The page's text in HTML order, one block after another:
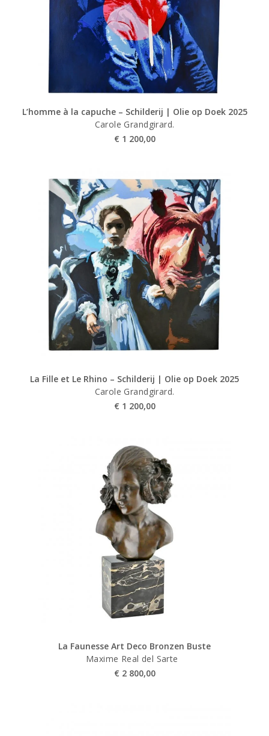
L’homme à la capuche – Schilderij | Olie op Doek 2025
Carole Grandgirard.
€ 1 200,00
La Fille et Le Rhino – Schilderij | Olie op Doek 2025
Carole Grandgirard.
€ 1 200,00
La Faunesse Art Deco Bronzen Buste
Maxime Real del Sarte
€ 2 800,00